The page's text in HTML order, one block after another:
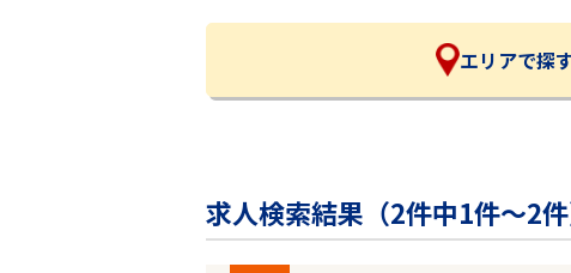
エリアで探
求人検索結果（2件中1件～2件